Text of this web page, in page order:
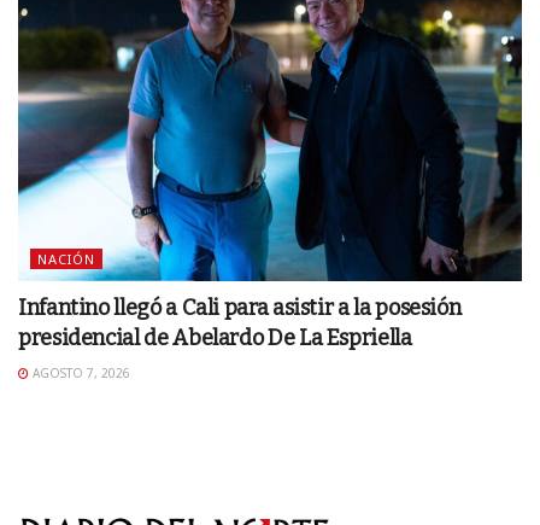
NACIÓN
Infantino llegó a Cali para asistir a la posesión
presidencial de Abelardo De La Espriella
AGOSTO 7, 2026